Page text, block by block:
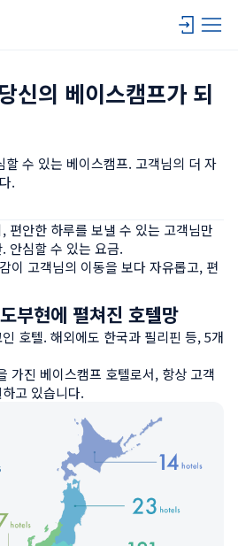
신의 베이스캠프가 되
할 수 있는 베이스캠프. 고객님의 더 자
.
편안한 하루를 보낼 수 있는 고객님만
안심할 수 있는 요금.
이 고객님의 이동을 보다 자유롭고, 편
부현에 펼쳐진 호텔망
호텔. 해외에도 한국과 필리핀 등, 5개
가진 베이스캠프 호텔로서, 항상 고객
고 있습니다.